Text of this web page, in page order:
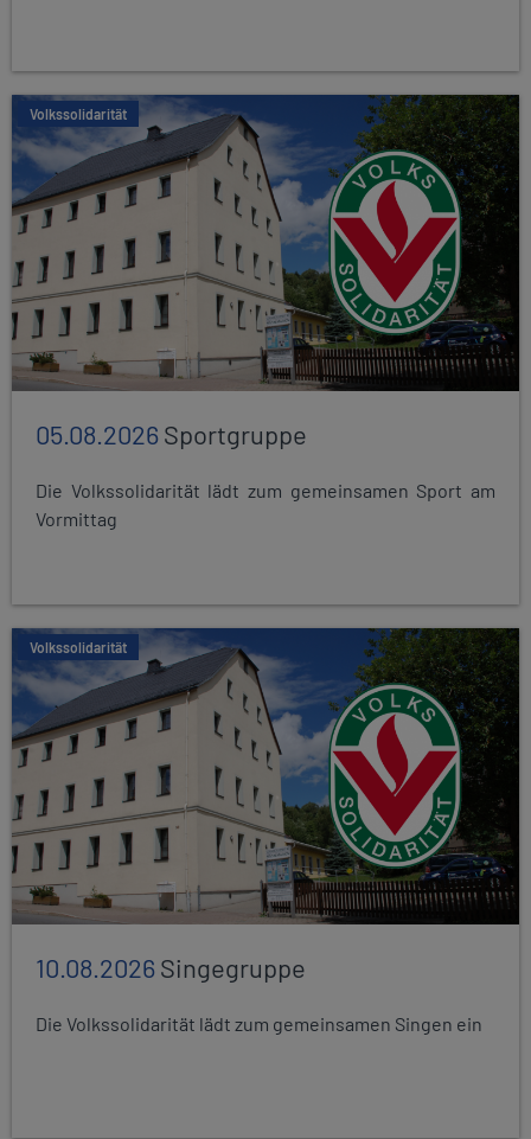
Volkssolidarität
05.08.2026Sportgruppe
Die Volkssolidarität lädt zum gemeinsamen Sport am
Vormittag
Volkssolidarität
10.08.2026Singegruppe
Die Volkssolidarität lädt zum gemeinsamen Singen ein